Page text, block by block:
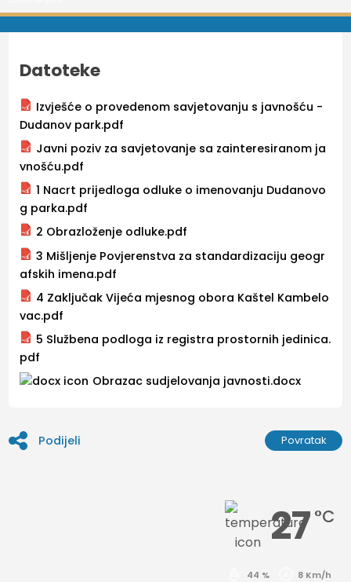
Datoteke
Izvješće o provedenom savjetovanju s javnošću -
Dudanov park.pdf
Javni poziv za savjetovanje sa zainteresiranom ja
vnošću.pdf
1 Nacrt prijedloga odluke o imenovanju Dudanovo
g parka.pdf
2 Obrazloženje odluke.pdf
3 Mišljenje Povjerenstva za standardizaciju geogr
afskih imena.pdf
4 Zaključak Vijeća mjesnog obora Kaštel Kambelo
vac.pdf
5 Službena podloga iz registra prostornih jedinica.
pdf
Obrazac sudjelovanja javnosti.docx
Podijeli Povratak
27 °C
44 % 8 Km/h